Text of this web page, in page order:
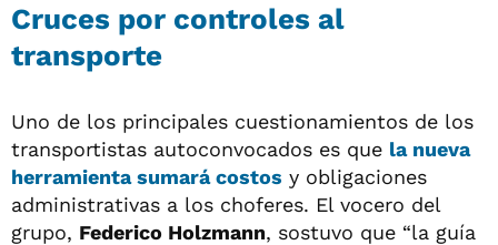
Cruces por controles al
transporte
Uno de los principales cuestionamientos de los
transportistas autoconvocados es que la nueva
herramienta sumará costos y obligaciones
administrativas a los choferes. El vocero del
grupo, Federico Holzmann, sostuvo que “la guía